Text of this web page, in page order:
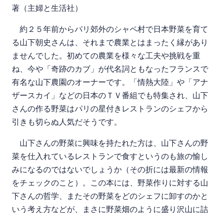
著（主婦と生活社）
約２５年前からパリ郊外のシャペ村で日本野菜を育て
る山下朝史さんは、それまで農業とはまったく縁があり
ませんでした。初めての農業を様々な工夫や挑戦を重
ね、今や「奇跡のカブ」が代名詞ともなったフランスで
有名な山下農園のオーナーです。「情熱大陸」や「アナ
ザースカイ」などの日本のＴＶ番組でも特集され、山下
さんの作る野菜はパリの星付きレストランのシェフから
引きも切らぬ人気だそうです。
山下さんの野菜に興味を持たれた方は、山下さんの野
菜を仕入れているレストランで食すというのも旅の愉し
みになるのではないでしょうか（その折には最新の情報
をチェックのこと）。この本には、野菜作りに対する山
下さんの哲学、またその野菜をどのシェフに卸すのかと
いう考え方などが、まさに野菜畑のように盛り沢山に詰